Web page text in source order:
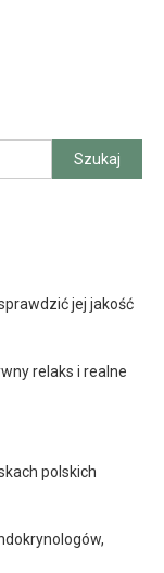
Szukaj
jej jakość
relaks i realne
polskich